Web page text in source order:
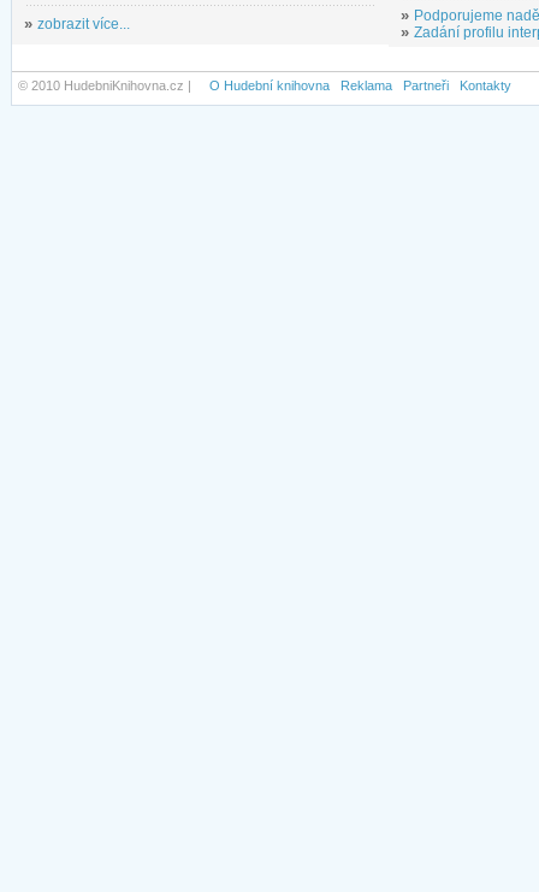
» zobrazit více... » Podporujeme
» Zadání profilu
© 2010 HudebniKnihovna.cz | O Hudební knihovna Reklama Partneři Kontakty